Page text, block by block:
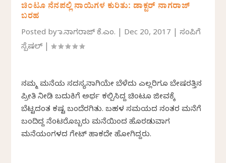
ಚಿಂಟೂ ನೆನಪಲ್ಲಿ ನಾಯಿಗಳ ಕುರಿತು: ಡಾಕ್ಟರ್ ನಾಗರಾಜ್
ಬರಹ
Posted byಡಾ.ನಾಗರಾಜ್ ಕೆ.ಎಂ. Dec 20, 2017 |ಸಂಪಿಗೆ
ಸ್ಪೆಷಲ್ |
ನಮ್ಮ ಮನೆಯ ಸದಸ್ಯನಾಗಿಯೇ ಬೆಳೆದು ಎಲ್ಲರಿಗೂ ಬೇಷರತ್ತಿನ
ಪ್ರೀತಿ ನೀಡಿ ಬದುಕಿಗೆ ಅರ್ಥ ಕಲ್ಪಿಸಿದ್ದ ಚಿಂಟೂ ಜೀವಕ್ಕೆ
ಬೆಟ್ಟದಂತ ಕಷ್ಟ ಬಂದೆರಗಿತು. ಬಹಳ ಸಮಯದ ನಂತರ ಮನೆಗೆ
ಬಂದಿದ್ದ ನೆಂಟರೊಬ್ಬರು ಮನೆಯಿಂದ ಹೊರಡುವಾಗ
ಮನೆಯಂಗಳದ ಗೇಟ್ ಹಾಕದೇ ಹೋಗಿದ್ದರು.